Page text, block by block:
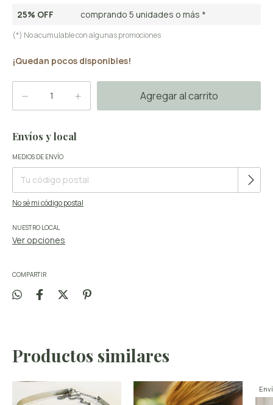
25% OFF
comprando 5 unidades o más *
(*) No acumulable con algunas promociones
¡Quedan pocos disponibles!
Envíos y local
Entregas para el CP:
MEDIOS DE ENVÍO
No sé mi código postal
NUESTRO LOCAL
Ver opciones
COMPARTIR
Productos similares